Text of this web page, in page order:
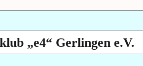
„e4“ Gerlingen e.V.